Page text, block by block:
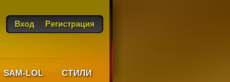
Вход Регистрация
SAM-LOL CТИЛИ